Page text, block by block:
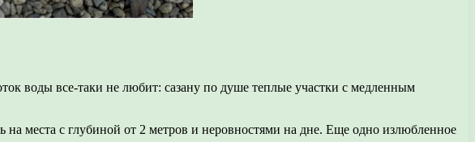
воды все-таки не любит: сазану по душе теплые участки с медленным
на места с глубиной от 2 метров и неровностями на дне. Еще одно излюбленное